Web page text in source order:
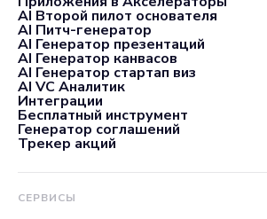
AI Второй пилот основателя
AI Питч-генератор
AI Генератор презентаций
AI Генератор канвасов
AI Генератор стартап виз
AI VC Аналитик
Интеграции
Бесплатный инструмент
Генератор соглашений
Трекер акций
СЕРВИСЫ